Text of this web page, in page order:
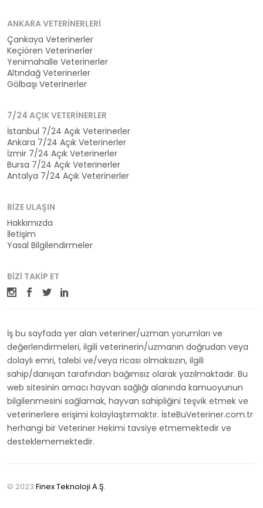
ANKARA VETERINERLERI
Çankaya Veterinerler
Keçiören Veterinerler
Yenimahalle Veterinerler
Altındağ Veterinerler
Gölbaşı Veterinerler
7/24 AÇIK VETERINERLER
İstanbul 7/24 Açık Veterinerler
Ankara 7/24 Açık Veterinerler
İzmir 7/24 Açık Veterinerler
Bursa 7/24 Açık Veterinerler
Antalya 7/24 Açık Veterinerler
BIZE ULAŞIN
Hakkımızda
İletişim
Yasal Bilgilendirmeler
BIZI TAKIP ET
İş bu sayfada yer alan veteriner/uzman yorumları ve
değerlendirmeleri, ilgili veterinerin/uzmanın doğrudan veya
dolaylı emri, talebi ve/veya ricası olmaksızın, ilgili
sahip/danışan tarafından bağımsız olarak yazılmaktadır. Bu
web sitesinin amacı hayvan sağlığı alanında kamuoyunun
bilgilenmesini sağlamak, hayvan sahipliğini teşvik etmek ve
veterinerlere erişimi kolaylaştırmaktır. İsteBuVeteriner.com.tr
herhangi bir Veteriner Hekimi tavsiye etmemektedir ve
desteklememektedir.
© 2023 Finex Teknoloji A.Ş.